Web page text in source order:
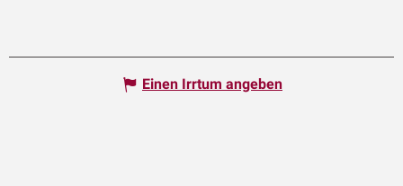
Einen Irrtum angeben